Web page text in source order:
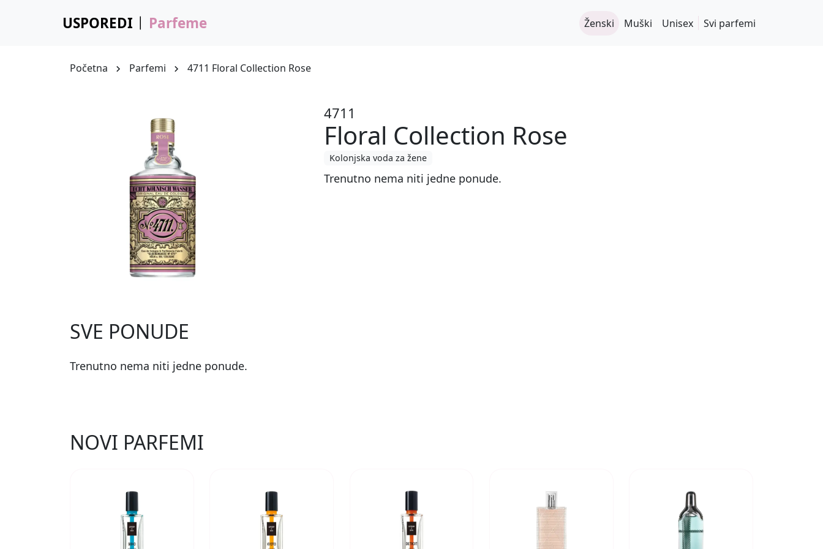
USPOREDI Parfeme Ženski Muški Unisex Svi parfemi
Početna Parfemi 4711 Floral Collection Rose
4711
Floral Collection Rose
Kolonjska voda za žene
Trenutno nema niti jedne ponude.
SVE PONUDE
Trenutno nema niti jedne ponude.
NOVI PARFEMI